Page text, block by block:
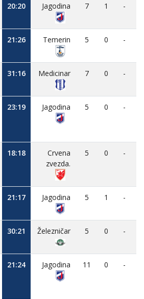
20:20 Jagodina 7 1 -
21:26 Temerin 5 0 -
31:16 Medicinar 7 0 -
23:19 Jagodina 5 0 -
18:18
Crvena
zvezda.
5 0 -
21:17 Jagodina 5 1 -
30:21 Železničar 5 0 -
21:24 Jagodina 11 0 -